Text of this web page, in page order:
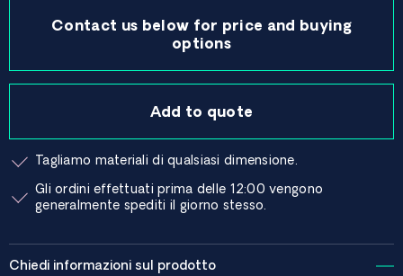
Contact us below for price and buying
options
Add to quote
Tagliamo materiali di qualsiasi dimensione.
Gli ordini effettuati prima delle 12:00 vengono
generalmente spediti il ​​giorno stesso.
Chiedi informazioni sul prodotto